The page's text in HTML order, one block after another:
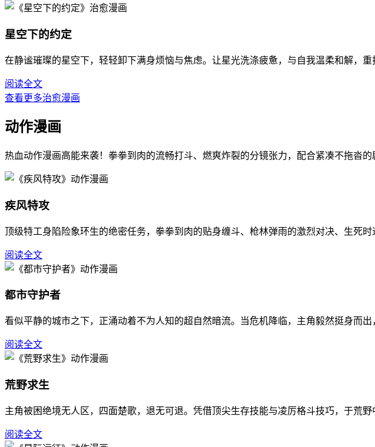
星空下的约定
在静谧璀璨的星空下，轻轻卸下满身烦恼与焦虑。让星光洗涤疲惫，与自我温柔和解，重
阅读全文
查看更多治愈漫画
动作漫画
热血动作漫画高能来袭！拳拳到肉的流畅打斗、燃爽炸裂的分镜张力，配合紧凑不拖沓
疾风特攻
顶级特工身陷险象环生的绝密任务，拳拳到肉的贴身缠斗、枪林弹雨的激烈对决、生死
阅读全文
都市守护者
看似平静的城市之下，正涌动着不为人知的超自然暗流。当危机降临，主角毅然挺身而
阅读全文
荒野求生
主角被困绝境无人区，四面楚歌，退无可退。凭借顶尖生存技能与凌厉格斗技巧，于荒
阅读全文